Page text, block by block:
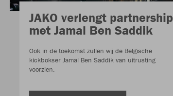
JAKO verlengt partnership
met Jamal Ben Saddik
Ook in de toekomst zullen wij de Belgische
kickbokser Jamal Ben Saddik van uitrusting
voorzien.